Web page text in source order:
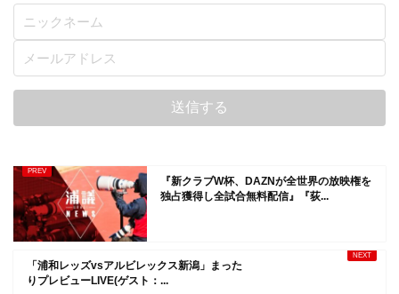
『新クラブW杯、DAZNが全世界の放映権を
独占獲得し全試合無料配信』『荻...
「浦和レッズvsアルビレックス新潟」まった
りプレビューLIVE(ゲスト：...